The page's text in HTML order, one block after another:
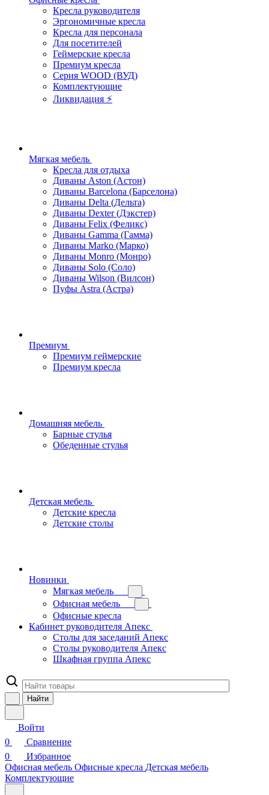
Кресла руководителя
Эргономичные кресла
Кресла для персонала
Для посетителей
Геймерские кресла
Премиум кресла
Серия WOOD (ВУД)
Комплектующие
Ликвидация ⚡
Мягкая мебель
Кресла для отдыха
Диваны Aston (Астон)
Диваны Barcelona (Барселона)
Диваны Delta (Дельта)
Диваны Dexter (Дэкстер)
Диваны Felix (Феликс)
Диваны Gamma (Гамма)
Диваны Marko (Марко)
Диваны Monro (Монро)
Диваны Solo (Соло)
Диваны Wilson (Вилсон)
Пуфы Astra (Астра)
Премиум
Премиум геймерские
Премиум кресла
Домашняя мебель
Барные стулья
Обеденные стулья
Детская мебель
Детские кресла
Детские столы
Новинки
Мягкая мебель
Офисная мебель
Офисные кресла
Кабинет руководителя Апекс
Столы для заседаний Апекс
Столы руководителя Апекс
Шкафная группа Апекс
Найти
Войти
0
Сравнение
0
Избранное
Офисная мебель Офисные кресла Детская мебель
Комплектующие